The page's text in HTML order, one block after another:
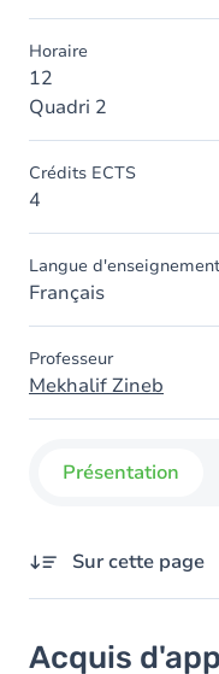
Horaire
12
Quadri 2
Crédits ECTS
4
Langue d'enseignement
Français
Professeur
Mekhalif Zineb
Présentation
Sur cette page
Acquis